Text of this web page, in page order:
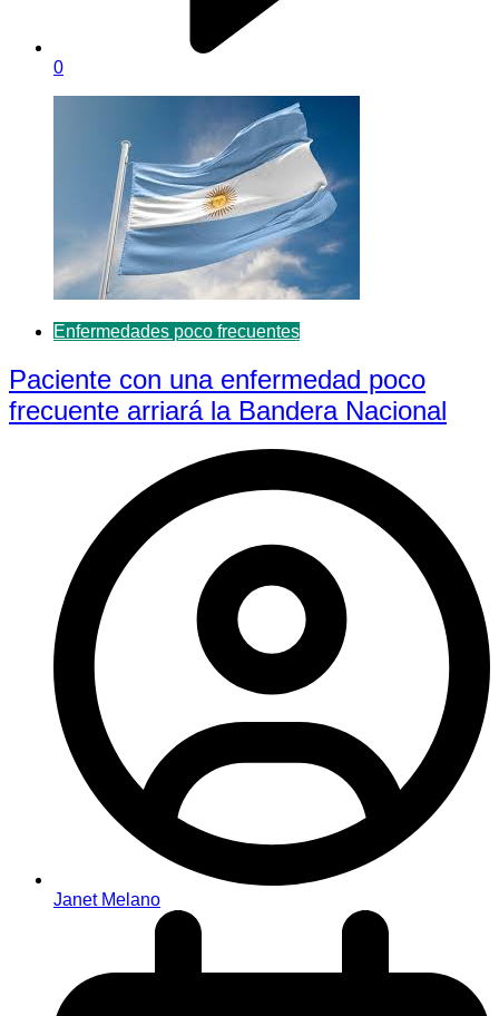
0
Enfermedades poco frecuentes
Paciente con una enfermedad poco
frecuente arriará la Bandera Nacional
Janet Melano